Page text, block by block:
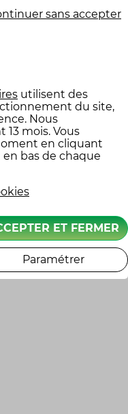
utilisent des
du site,
Nous
mois. Vous
en cliquant
en bas de chaque
sans accepter
ET FERMER
Paramétrer